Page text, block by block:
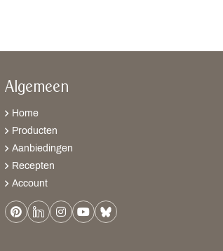
Algemeen
Home
Producten
Aanbiedingen
Recepten
Account